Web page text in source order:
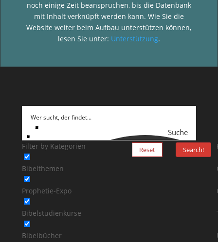
noch einige Zeit beanspruchen, bis die Datenbank
mit Inhalt verknüpft werden kann. Wie Sie die
Website weiter beim Aufbau unterstützen können,
lesen Sie unter: Unterstützung.
Suche
Filter by Kategorien
Bibelthemen
Prophetie-Expo
Bibelstudienkurse
Bibelbücher
Reset Search!